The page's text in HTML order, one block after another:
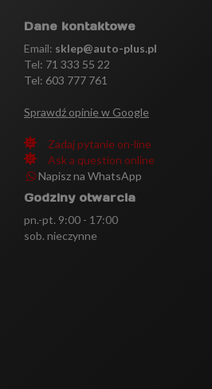
Dane kontaktowe
Email: sklep@auto-plus.pl
Tel: 71 333 55 22
Tel: 603 777 761
Sprawdź opinie w Google
Zadaj pytanie on-line
Ask a question online
Napisz na WhatsApp
Godziny otwarcia
pn.-pt. 9:00 - 17:00
sob. nieczynne